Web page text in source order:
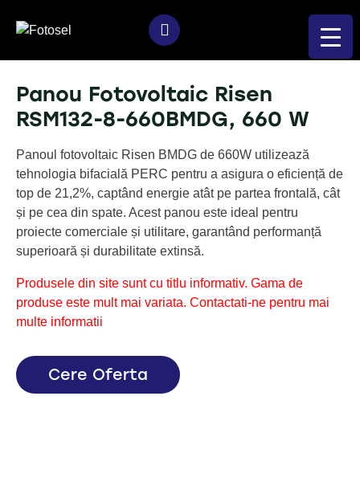
Panou Fotovoltaic Risen
RSM132-8-660BMDG, 660 W
Panoul fotovoltaic Risen BMDG de 660W utilizează
tehnologia bifacială PERC pentru a asigura o eficiență de
top de 21,2%, captând energie atât pe partea frontală, cât
și pe cea din spate. Acest panou este ideal pentru
proiecte comerciale și utilitare, garantând performanță
superioară și durabilitate extinsă.
Produsele din site sunt cu titlu informativ. Gama de
produse este mult mai variata. Contactati-ne pentru mai
multe informatii
Cere Oferta